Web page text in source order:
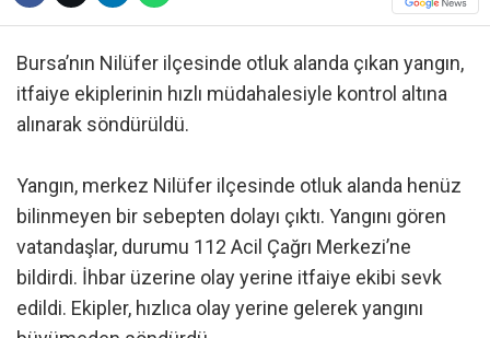
Bursa’nın Nilüfer ilçesinde otluk alanda çıkan yangın,
itfaiye ekiplerinin hızlı müdahalesiyle kontrol altına
alınarak söndürüldü.
Yangın, merkez Nilüfer ilçesinde otluk alanda henüz
bilinmeyen bir sebepten dolayı çıktı. Yangını gören
vatandaşlar, durumu 112 Acil Çağrı Merkezi’ne
bildirdi. İhbar üzerine olay yerine itfaiye ekibi sevk
edildi. Ekipler, hızlıca olay yerine gelerek yangını